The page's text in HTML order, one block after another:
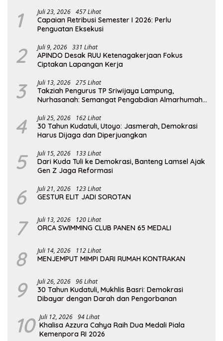
1 Juli 23, 2026 457 Lihat
Capaian Retribusi Semester I 2026: Perlu
Penguatan Eksekusi
2 Juli 9, 2026 331 Lihat
APINDO Desak RUU Ketenagakerjaan Fokus
Ciptakan Lapangan Kerja
3 Juli 13, 2026 275 Lihat
Takziah Pengurus TP Sriwijaya Lampung,
Nurhasanah: Semangat Pengabdian Almarhumah
4 Juli 25, 2026 162 Lihat
30 Tahun Kudatuli, Utoyo: Jasmerah, Demokrasi
Harus Dijaga dan Diperjuangkan
5 Juli 15, 2026 133 Lihat
Dari Kuda Tuli ke Demokrasi, Banteng Lamsel Ajak
Gen Z Jaga Reformasi
6 Juli 21, 2026 123 Lihat
GESTUR ELIT JADI SOROTAN
7 Juli 13, 2026 120 Lihat
ORCA SWIMMING CLUB PANEN 65 MEDALI
8 Juli 14, 2026 112 Lihat
MENJEMPUT MIMPI DARI RUMAH KONTRAKAN
9 Juli 26, 2026 96 Lihat
30 Tahun Kudatuli, Mukhlis Basri: Demokrasi
Dibayar dengan Darah dan Pengorbanan
10 Juli 12, 2026 94 Lihat
Khalisa Azzura Cahya Raih Dua Medali Piala
Kemenpora RI 2026